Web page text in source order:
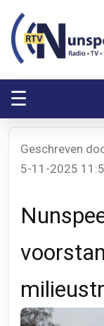
☰
Geschreven
5-11-2025